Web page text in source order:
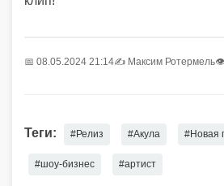
📅 08.05.2024 21:14✍️ Максим Ротермель👁
Теги: #Релиз #Акула #Новая
#шоу-бизнес #артист